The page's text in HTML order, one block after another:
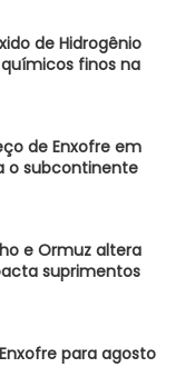
de Hidrogênio
finos na
de Enxofre em
o subcontinente
e Ormuz altera
suprimentos
para agosto